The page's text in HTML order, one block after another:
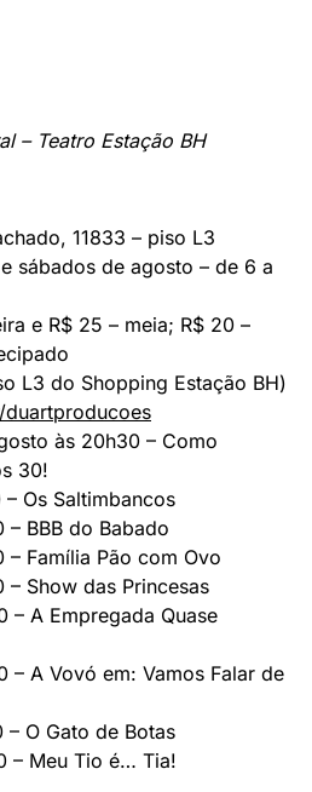
– Teatro Estação BH
11833 – piso L3
sábados de agosto – de 6 a
e R$ 25 – meia; R$ 20 –
L3 do Shopping Estação BH)
às 20h30 – Como
30!
Os Saltimbancos
BBB do Babado
Família Pão com Ovo
Show das Princesas
– A Empregada Quase
– A Vovó em: Vamos Falar de
O Gato de Botas
– Meu Tio é… Tia!